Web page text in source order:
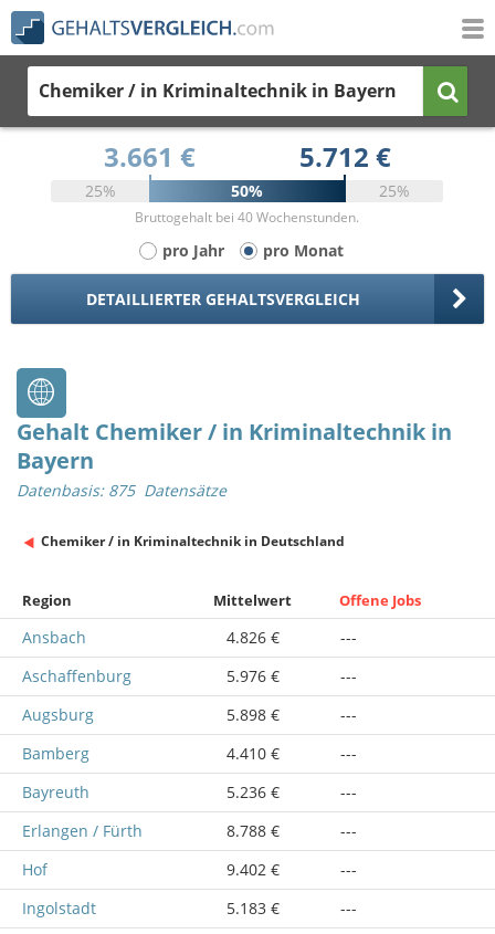
Chemiker / in Kriminaltechnik in Bayern
3.661 € 5.712 €
25% 50% 25%
Bruttogehalt bei 40 Wochenstunden.
pro Jahr pro Monat
DETAILLIERTER GEHALTSVERGLEICH
Gehalt Chemiker / in Kriminaltechnik in
Bayern
Datenbasis: 875 Datensätze
Chemiker / in Kriminaltechnik in Deutschland
Region Mittelwert Offene Jobs
Ansbach 4.826 €
---
Aschaffenburg
5.976 €
---
Augsburg
5.898 €
---
Bamberg
4.410 €
---
Bayreuth
5.236 €
---
Erlangen / Fürth
8.788 €
---
Hof
9.402 €
---
Ingolstadt
5.183 €
---